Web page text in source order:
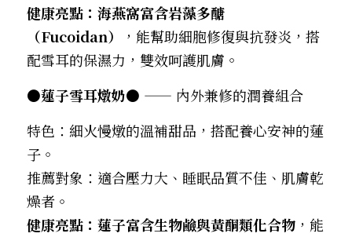
健康亮點：海燕窩富含岩藻多醣
（Fucoidan）
，能幫助細胞修復與抗發炎，搭
配雪耳的保濕力，雙效呵護肌膚。
●蓮子雪耳燉奶● —— 內外兼修的潤養組合
特色：細火慢燉的溫補甜品，搭配養心安神的蓮
子。
推薦對象：適合壓力大、睡眠品質不佳、肌膚乾
燥者。
健康亮點：蓮子富含生物鹼與黃酮類化合物 ，能